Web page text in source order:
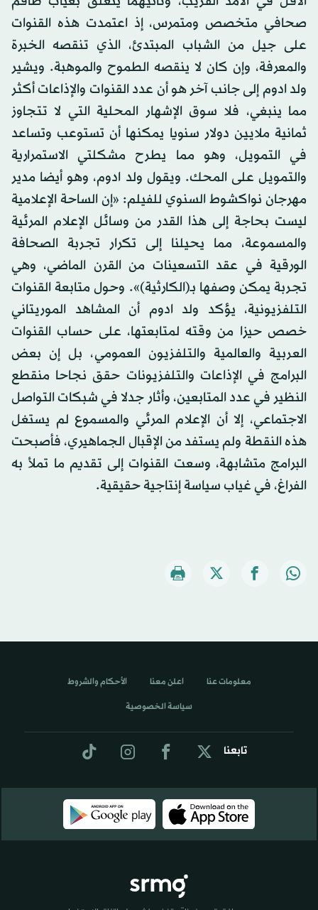
صحافي متخصص ومتمرس، إذ اعتمدت هذه القنوات
على جيل من الشباب المبتدئ، الذي تنقصه الخبرة
والمعرفة، وإن كان لا ينقصه الطموح والموهبة. ويشير
ولد ادوم إلى جانب آخر هو أن عدد القنوات والإذاعات أكثر
مما ينبغي، فلا سوق الإشهار المحلية التي لا تتجاوز
ثمانية ملايين دولار سنويا يمكنها أن تستوعب وتساعد
في التمويل، وهو مما يطرح مشكلتي الاستمرارية
والتمويل على المحك. ويقول ولد ادوم، وهو أيضا مدير
مهرجان نواكشوط السنوي للفيلم: «إن الساحة الإعلامية
ليست بحاجة إلى هذا القدر من وسائل الإعلام المرئية
والمسموعة، مما يحيلنا إلى تكرار تجربة الصحافة
الورقية في عقد التسعينات من القرن الماضي، وهي
تجربة يمكن وصفها بـ(الكارثية)». وحول متابعة القنوات
التلفزيونية، يؤكد ولد ادوم أن المشاهد الموريتاني
خصص حيزا من وقته لمتابعتها، على حساب القنوات
العربية والعالمية والتلفزيون العمومي، بل إن بعض
البرامج في الإذاعات والتلفزيونات حقق نجاحا منقطع
النظير في عدد المتابعين، وأثار جدلا في شبكات التواصل
الاجتماعي، إلا أن الإعلام المرئي والمسموع لم يستغل
هذه النقطة ولم يستفد من الإقبال الجماهيري، فأصبحت
البرامج متشابهة، وسعت القنوات إلى تقديم ما تملأ به
الفراغ، في غياب سياسة إنتاجية حقيقية.
تابعنا
معلومات عنا اعلن معنا الأحكام والشروط
سياسة الخصوصية